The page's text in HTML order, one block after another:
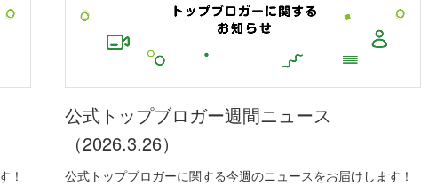
！
公式トップブロガー週間ニュース
（2026.3.26）
公式トップブロガーに関する今週のニュースをお届けします！